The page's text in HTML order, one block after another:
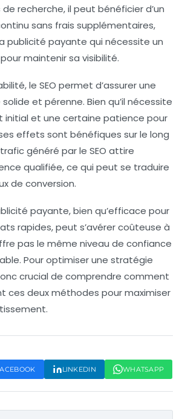
recherche, il peut bénéficier d’un
sans frais supplémentaires,
publicité payante qui nécessite un
maintenir sa visibilité.
, le SEO permet d’assurer une
et pérenne. Bien qu’il nécessite
initial et une certaine patience pour
effets sont bénéfiques sur le long
généré par le SEO attire
qualifiée, ce qui peut se traduire
de conversion.
payante, bien qu’efficace pour
rapides, peut s’avérer coûteuse à
pas le même niveau de confiance
. Pour optimiser une stratégie
crucial de comprendre comment
ces deux méthodes pour maximiser
LINKEDIN WHATSAPP